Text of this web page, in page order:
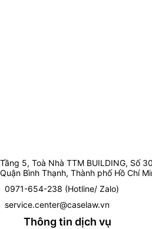
Tầng 5, Toà Nhà TTM BUILDING, Số
Quận Bình Thạnh, Thành phố Hồ Chí
0971-654-238 (Hotline/ Zalo)
service.center@caselaw.vn
Thông tin dịch vụ